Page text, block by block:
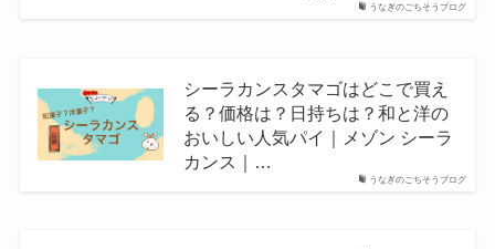
うなぎのごちそうブログ
うなぎのごちそうブログ
シーラカンスタマゴはどこで買え
る？価格は？日持ちは？和と洋の
おいしい人気パイ｜メゾン シーラ
カンス｜…